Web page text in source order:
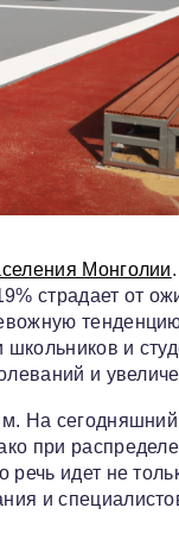
Монголии
страдает от
и
и
На
при
идет не
и